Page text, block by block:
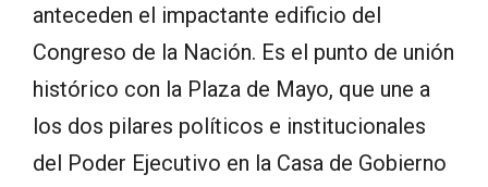
anteceden el impactante edificio del
Congreso de la Nación. Es el punto de unión
histórico con la Plaza de Mayo, que une a
los dos pilares políticos e institucionales
del Poder Ejecutivo en la Casa de Gobierno